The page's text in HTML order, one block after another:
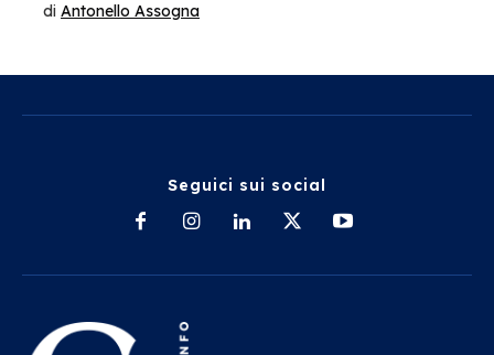
di Antonello Assogna
Seguici sui social